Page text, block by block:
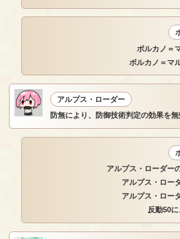
ボルカノ＝
ボルカノ＝マ
アルプス・ローダー
防無により、防御技術判定の効果を無
アルプス・ローダー
アルプス・ロー
アルプス・ロー
反動50